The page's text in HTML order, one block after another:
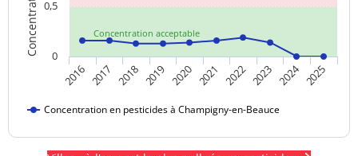
Concentration acceptable
Concentration en pesticides à Champigny-en-Beauce
2016 2017 2018 2019 2020 2021 2022 2023 2024 2025
0
0,5